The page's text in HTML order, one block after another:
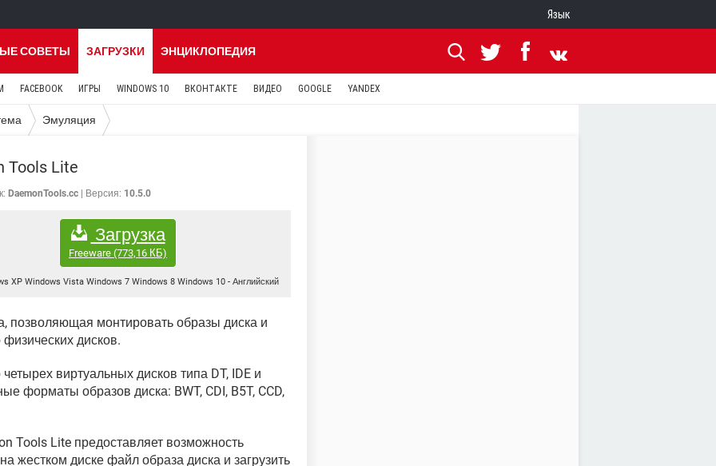
Язык
СОВЕТЫ ЗАГРУЗКИ ЭНЦИКЛОПЕДИЯ
FACEBOOK ИГРЫ WINDOWS 10 ВКОНТАКТЕ ВИДЕО GOOGLE YANDEX
Эмуляция
Tools Lite
DaemonTools.cc Версия: 10.5.0
Загрузка
Freeware (773,16 КБ)
XP Windows Vista Windows 7 Windows 8 Windows 10-Английский
позволяющая монтировать образы диска и
дисков.
виртуальных дисков типа DT, IDE и
форматы образов диска: BWT, CDI, B5T, CCD,
Tools Lite предоставляет возможность
жестком диске файл образа диска и загрузить